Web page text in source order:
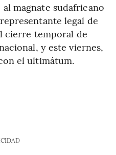
magnate sudafricano
legal de
cierre temporal de
y este viernes,
el ultimátum.